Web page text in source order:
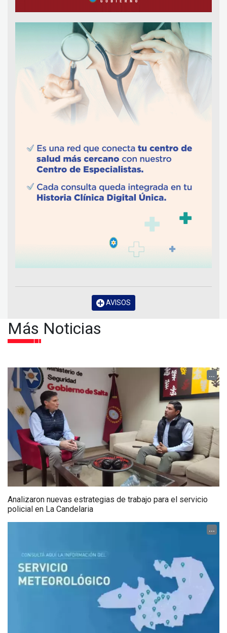
AVISOS
Más Noticias
...
Analizaron nuevas estrategias de trabajo para el servicio
policial en La Candelaria
...